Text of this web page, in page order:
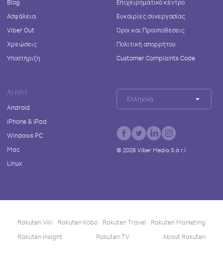
Blog
Ασφάλεια
Viber Out
Χρεώσεις
Υποστήριξη
Επιχειρηματικό κέντρο
Ευκαιρίες συνεργασίας
Όροι και Προϋποθέσεις
Πολιτική απορρήτου
Customer Complaints Code
ΛΉΨΗ
Android
iPhone & iPad
Windows PC
Mac
Linux
Ελληνικά
© 2026Viber Media S.à r.l.
Rakuten Viki Rakuten Kobo Rakuten Travel
Rakuten Marketing
Rakuten Insight
Rakuten TV About Rakuten